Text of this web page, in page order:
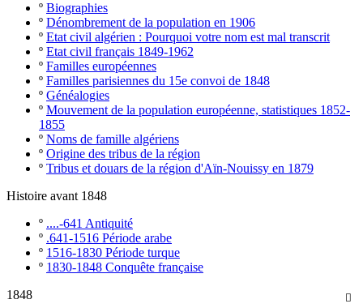
º Biographies
º Dénombrement de la population en 1906
º Etat civil algérien : Pourquoi votre nom est mal transcrit
º Etat civil français 1849-1962
º Familles européennes
º Familles parisiennes du 15e convoi de 1848
º Généalogies
º Mouvement de la population européenne, statistiques 1852-
1855
º Noms de famille algériens
º Origine des tribus de la région
º Tribus et douars de la région d'Aïn-Nouissy en 1879
Histoire avant 1848
º ....-641 Antiquité
º .641-1516 Période arabe
º 1516-1830 Période turque
º 1830-1848 Conquête française

1848